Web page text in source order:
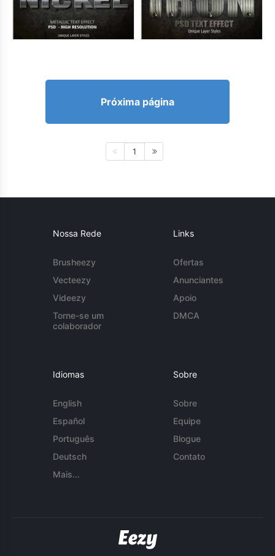
Próxima página
1
Nossa Rede
Brusheezy
Vecteezy
Videezy
Torne-se um
colaborador
Links
Ofertas
Anunciantes
Apoio
DMCA
Idiomas
English
Español
Português
Deutsch
Mais...
Sobre
Sobre
Equipe
Blogue
Contato